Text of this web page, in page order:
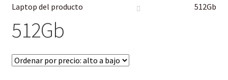
Laptop del producto
512Gb
512Gb